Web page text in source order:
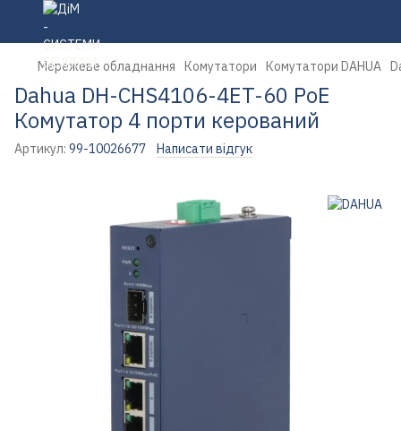
Мережеве обладнання Комутатори Комутатори DAHUA
Dahua DH-CHS4106-4ET-60 PoE
Комутатор 4 порти керований
Артикул: 99-10026677 Написати відгук